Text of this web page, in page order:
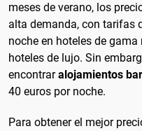
meses de verano, los
alta demanda, con tarifas
noche en hoteles de
hoteles de lujo. Sin
encontraralojamientos
40 euros por noche.
Para obtener el mejor